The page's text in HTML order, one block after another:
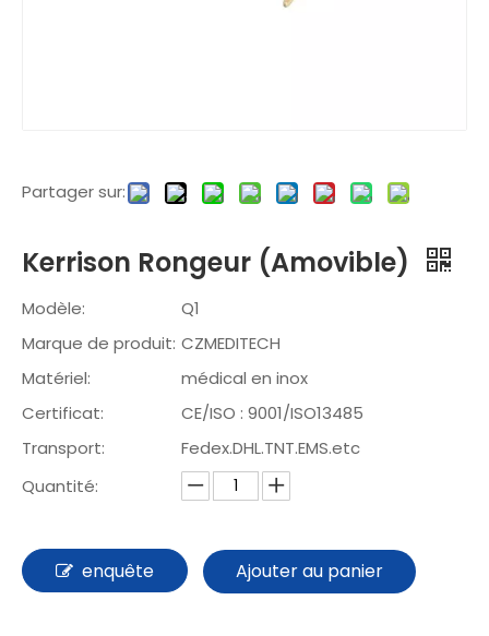
Partager sur:
Kerrison Rongeur (Amovible)
Modèle:
Q1
Marque de produit: CZMEDITECH
Matériel:
médical en inox
Certificat:
CE/ISO : 9001/ISO13485
Transport:
Fedex.DHL.TNT.EMS.etc
Quantité:
enquête Ajouter au panier